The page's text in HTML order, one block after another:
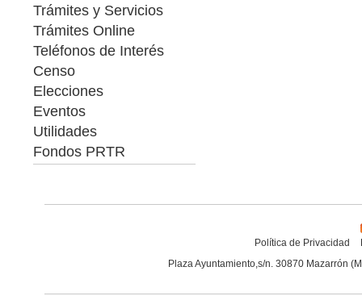
Trámites y Servicios
Trámites Online
Teléfonos de Interés
Censo
Elecciones
Eventos
Utilidades
Fondos PRTR
Política de Privacidad
Plaza Ayuntamiento,s/n. 30870 Mazarrón